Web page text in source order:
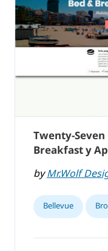
Twenty-Seven
Breakfast y
byMr.Wolf
Bellevue